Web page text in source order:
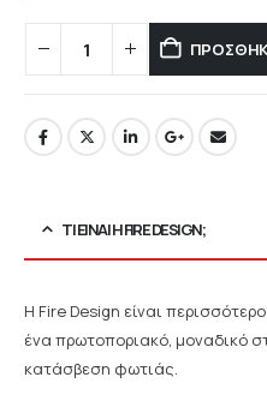
ΤΙ ΕΊΝΑΙ Η FIRE DESIGN;
Η Fire Design είναι
ένα πρωτοποριακό, μοναδικό
κατάσβεση φωτιάς.